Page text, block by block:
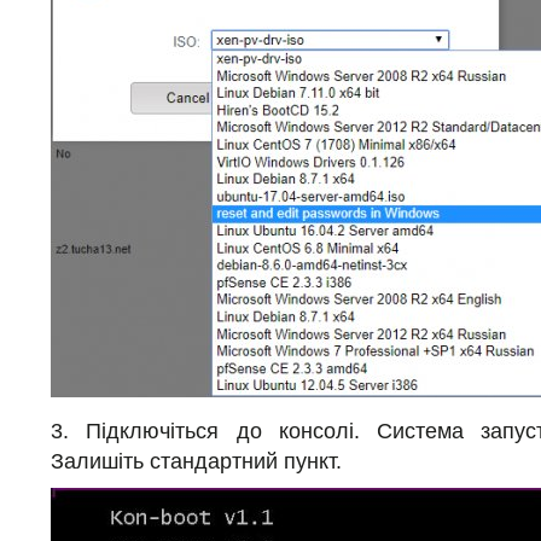
3. Підключіться до консолі. Система
Залишіть стандартний пункт.